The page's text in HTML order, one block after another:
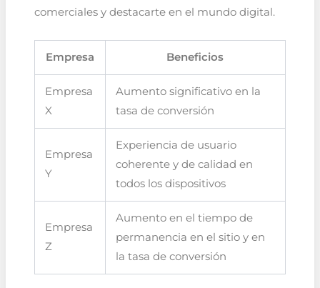
comerciales y destacarte en el mundo digital.
Empresa Beneficios
Empresa
X
Aumento significativo en la
tasa de conversión
Empresa
Y
Experiencia de usuario
coherente y de calidad en
todos los dispositivos
Empresa
Z
Aumento en el tiempo de
permanencia en el sitio y en
la tasa de conversión